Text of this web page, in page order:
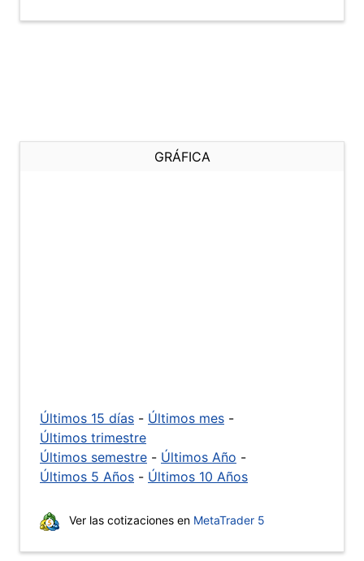
GRÁFICA
Últimos 15 días - Últimos mes -
Últimos trimestre
Últimos semestre - Últimos Año -
Últimos 5 Años - Últimos 10 Años
Ver las cotizaciones en MetaTrader 5